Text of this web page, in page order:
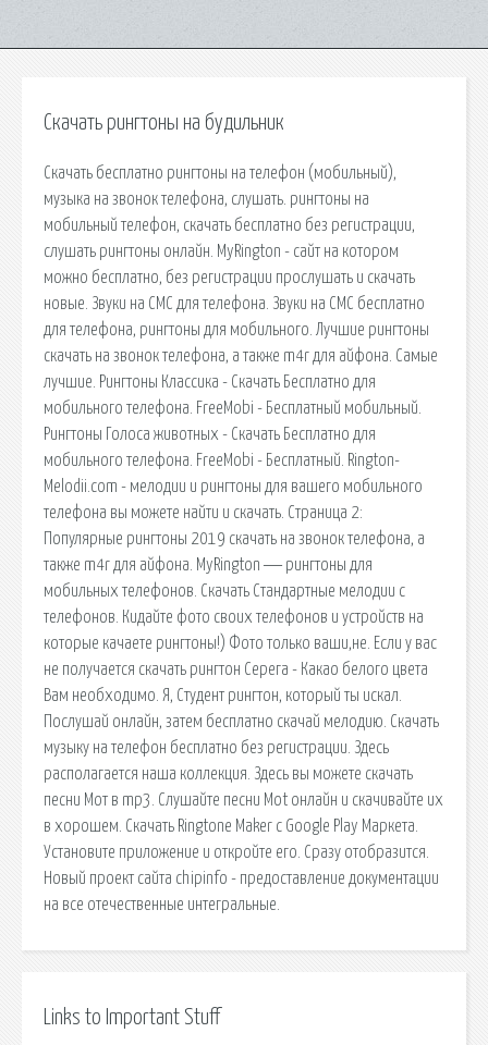
Скачать рингтоны на будильник
Скачать бесплатно рингтоны на телефон (мобильный),
музыка на звонок телефона, слушать. рингтоны на
мобильный телефон, скачать бесплатно без регистрации,
слушать рингтоны онлайн. MyRington - сайт на котором
можно бесплатно, без регистрации прослушать и скачать
новые. Звуки на СМС для телефона. Звуки на СМС бесплатно
для телефона, рингтоны для мобильного. Лучшие рингтоны
скачать на звонок телефона, а также m4r для айфона. Самые
лучшие. Рингтоны Классика - Скачать Бесплатно для
мобильного телефона. FreeMobi - Бесплатный мобильный.
Рингтоны Голоса животных - Скачать Бесплатно для
мобильного телефона. FreeMobi - Бесплатный. Rington-
Melodii.com - мелодии и рингтоны для вашего мобильного
телефона вы можете найти и скачать. Страница 2:
Популярные рингтоны 2019 скачать на звонок телефона, а
также m4r для айфона. MyRington ― рингтоны для
мобильных телефонов. Скачать Стандартные мелодии с
телефонов. Кидайте фото своих телефонов и устройств на
которые качаете рингтоны!) Фото только ваши,не. Если у вас
не получается скачать рингтон Серега - Какао белого цвета
Вам необходимо. Я, Студент рингтон, который ты искал.
Послушай онлайн, затем бесплатно скачай мелодию. Скачать
музыку на телефон бесплатно без регистрации. Здесь
располагается наша коллекция. Здесь вы можете скачать
песни Мот в mp3. Слушайте песни Mot онлайн и скачивайте их
в хорошем. Скачать Ringtone Maker с Google Play Маркета.
Установите приложение и откройте его. Сразу отобразится.
Новый проект сайта chipinfo - предоставление документации
на все отечественные интегральные.
Links to Important Stuff